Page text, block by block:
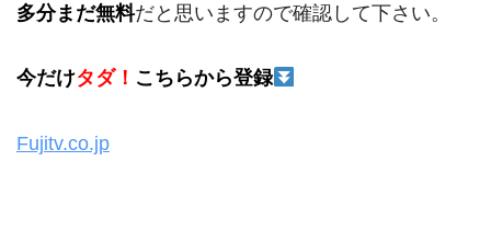
多分まだ無料だと思いますので確認して下さい。
今だけタダ！ こちらから登録
Fujitv.co.jp